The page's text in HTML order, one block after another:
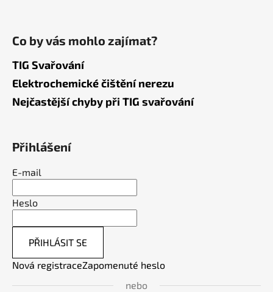
Co by vás mohlo zajímat?
TIG Svařování
Elektrochemické čištění nerezu
Nejčastější chyby při TIG svařování
Přihlášení
E-mail
Heslo
PŘIHLÁSIT SE
Nová registraceZapomenuté heslo
nebo